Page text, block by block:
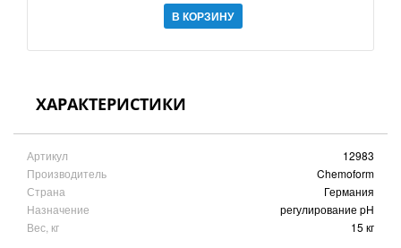
В КОРЗИНУ
ХАРАКТЕРИСТИКИ
Артикул
12983
Производитель
Chemoform
Страна
Германия
Назначение
регулирование pH
Вес, кг
15 кг